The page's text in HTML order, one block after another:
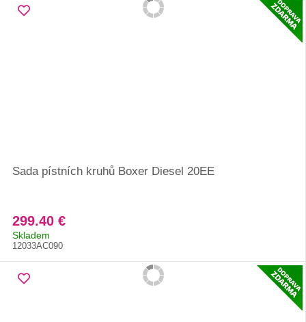
Sada pístních kruhů Boxer Diesel 20EE
299.40 €
Skladem
12033AC090